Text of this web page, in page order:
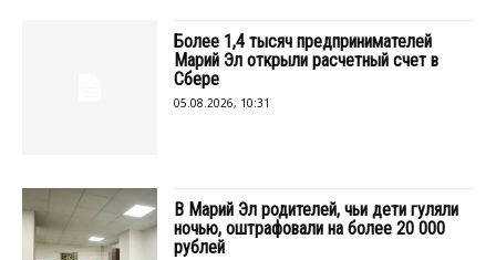
Более 1,4 тысяч предпринимателей
Марий Эл открыли расчетный счет в
Сбере
05.08.2026, 10:31
В Марий Эл родителей, чьи дети гуляли
ночью, оштрафовали на более 20 000
рублей